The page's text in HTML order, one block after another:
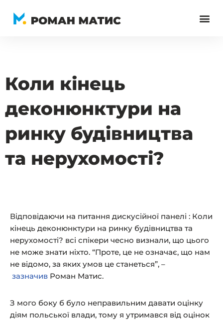
Перейти
Коли кінець
деконюнктури на
ринку будівництва
та нерухомості?
Відповідаючи на питання дискусійної панелі : Коли
кінець деконюнктури на ринку будівництва та
нерухомості? всі спікери чесно визнали, що цього
не може знати ніхто. “Проте, це не означає, що нам
не відомо, за яких умов це станеться”, –
зазначив Роман Матис.
З мого боку б було неправильним давати оцінку
діям польської влади, тому я утримався від оцінок